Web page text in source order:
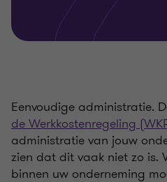
Eenvoudige administratie.
de Werkkostenregeling
administratie van jouw
zien dat dit vaak niet zo is.
binnen uw onderneming